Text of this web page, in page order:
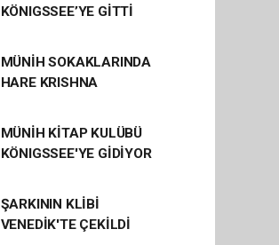
KÖNIGSSEE’YE GİTTİ
MÜNİH SOKAKLARINDA
HARE KRISHNA
MÜNİH KİTAP KULÜBÜ
KÖNIGSSEE'YE GİDİYOR
ŞARKININ KLİBİ
VENEDİK'TE ÇEKİLDİ